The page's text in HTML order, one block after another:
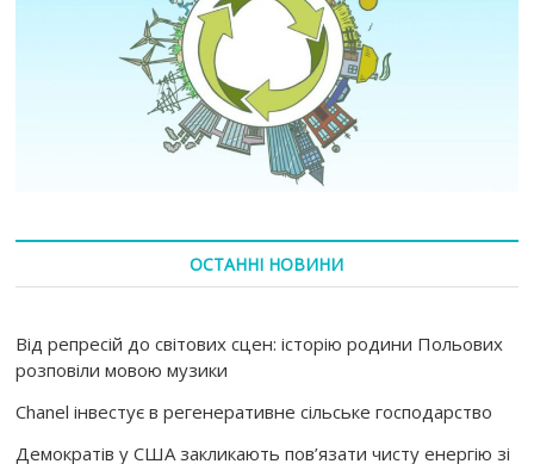
ОСТАННІ НОВИНИ
Від репресій до світових сцен: історію родини Польових
розповіли мовою музики
Chanel інвестує в регенеративне сільське господарство
Демократів у США закликають пов’язати чисту енергію зі